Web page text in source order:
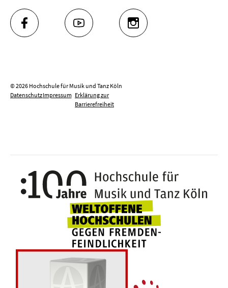
FACEBOOK YOUTUBE INSTAGRAM
© 2026 Hochschule für Musik und Tanz Köln
DatenschutzImpressum Erklärung zur
Barrierefreiheit